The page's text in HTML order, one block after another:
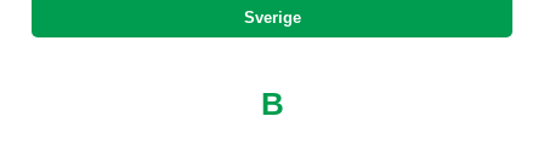
Sverige
B